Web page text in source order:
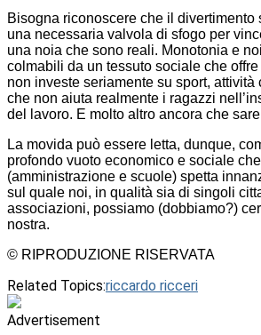
Bisogna riconoscere che il divertimento
una necessaria valvola di sfogo per
una noia che sono reali. Monotonia e
colmabili da un tessuto sociale che
non investe seriamente su sport, attività
che non aiuta realmente i ragazzi
del lavoro. E molto altro ancora che
La movida può essere letta, dunque,
profondo vuoto economico e sociale
(amministrazione e scuole) spetta
sul quale noi, in qualità sia di singoli
associazioni, possiamo (dobbiamo?)
nostra.
© RIPRODUZIONE RISERVATA
Related Topics:riccardo ricceri
Advertisement